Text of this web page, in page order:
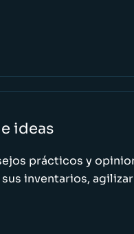
ideas
prácticos y
inventarios,